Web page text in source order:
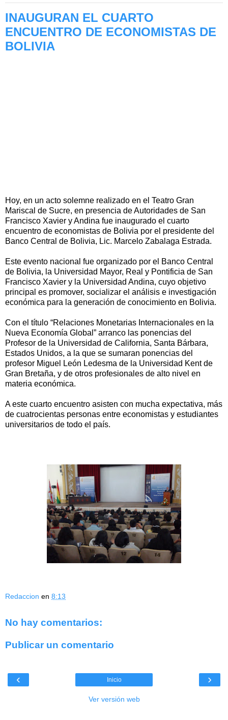
INAUGURAN EL CUARTO
ENCUENTRO DE ECONOMISTAS DE
BOLIVIA
Hoy, en un acto solemne realizado en el Teatro Gran
Mariscal de Sucre, en presencia de Autoridades de San
Francisco Xavier y Andina fue inaugurado el cuarto
encuentro de economistas de Bolivia por el presidente del
Banco Central de Bolivia, Lic. Marcelo Zabalaga Estrada.
Este evento nacional fue organizado por el Banco Central
de Bolivia, la Universidad Mayor, Real y Pontificia de San
Francisco Xavier y la Universidad Andina, cuyo objetivo
principal es promover, socializar el análisis e investigación
económica para la generación de conocimiento en Bolivia.
Con el título “Relaciones Monetarias Internacionales en la
Nueva Economía Global” arranco las ponencias del
Profesor de la Universidad de California, Santa Bárbara,
Estados Unidos, a la que se sumaran ponencias del
profesor Miguel León Ledesma de la Universidad Kent de
Gran Bretaña, y de otros profesionales de alto nivel en
materia económica.
A este cuarto encuentro asisten con mucha expectativa, más
de cuatrocientas personas entre economistas y estudiantes
universitarios de todo el país.
Redaccion en 8:13
No hay comentarios:
Publicar un comentario
‹ ›
Inicio
Ver versión web